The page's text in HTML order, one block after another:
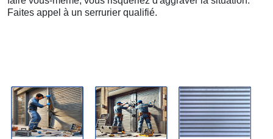
Faites appel à un serrurier qualifié.